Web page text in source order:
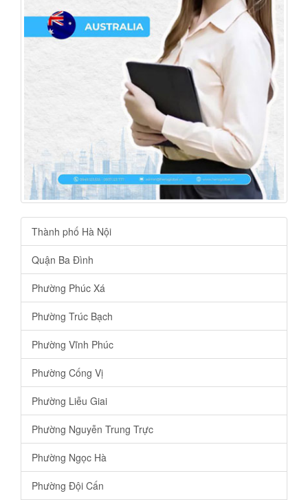
Thành phố Hà Nội
Quận Ba Đình
Phường Phúc Xá
Phường Trúc Bạch
Phường Vĩnh Phúc
Phường Cống Vị
Phường Liễu Giai
Phường Nguyễn Trung Trực
Phường Ngọc Hà
Phường Đội Cấn